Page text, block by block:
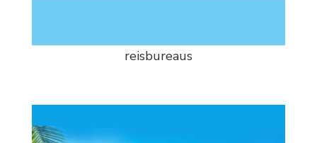
reisbureaus